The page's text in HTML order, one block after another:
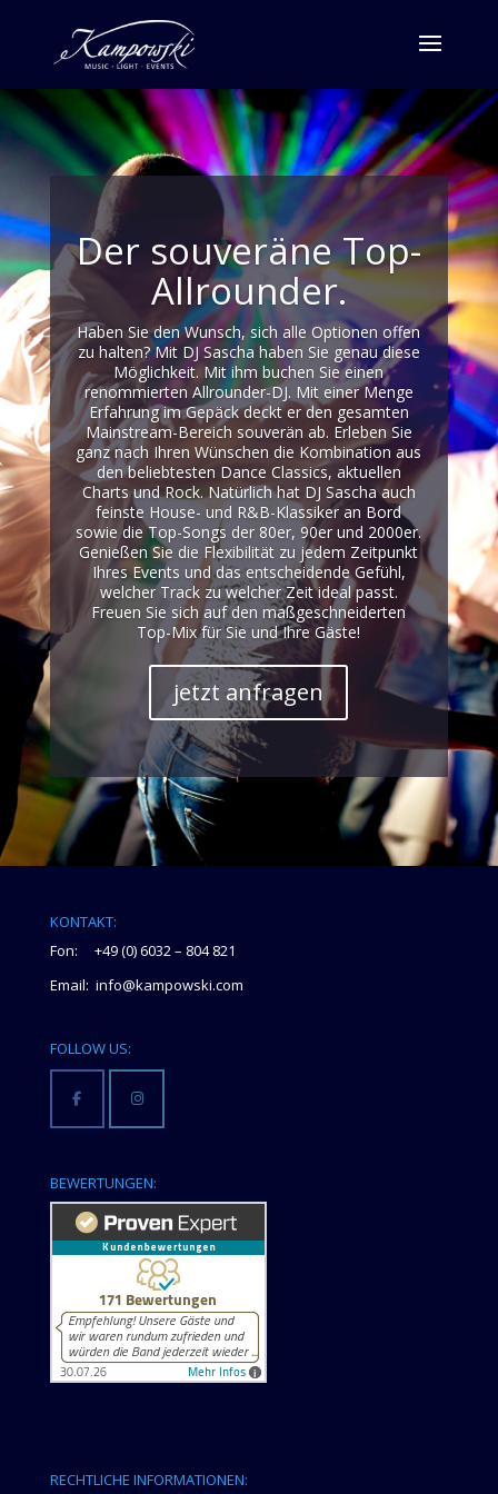
Der souveräne Top-
Allrounder.
Haben Sie den Wunsch, sich alle Optionen offen
zu halten? Mit DJ Sascha haben Sie genau diese
Möglichkeit. Mit ihm buchen Sie einen
renommierten Allrounder-DJ. Mit einer Menge
Erfahrung im Gepäck deckt er den gesamten
Mainstream-Bereich souverän ab. Erleben Sie
ganz nach Ihren Wünschen die Kombination aus
den beliebtesten Dance Classics, aktuellen
Charts und Rock. Natürlich hat DJ Sascha auch
feinste House- und R&B-Klassiker an Bord
sowie die Top-Songs der 80er, 90er und 2000er.
Genießen Sie die Flexibilität zu jedem Zeitpunkt
Ihres Events und das entscheidende Gefühl,
welcher Track zu welcher Zeit ideal passt.
Freuen Sie sich auf den maßgeschneiderten
Top-Mix für Sie und Ihre Gäste!
jetzt anfragen
KONTAKT:
Fon: +49 (0) 6032 – 804 821
Email: info@kampowski.com
FOLLOW US:
BEWERTUNGEN:
RECHTLICHE INFORMATIONEN: